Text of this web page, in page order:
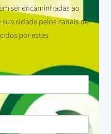
ser encaminhadas ao
cidade pelos canais de
por estes